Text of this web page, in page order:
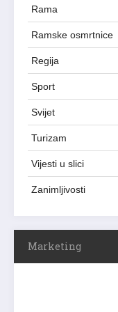
Rama
Ramske osmrtnice
Regija
Sport
Svijet
Turizam
Vijesti u slici
Zanimljivosti
Marketing